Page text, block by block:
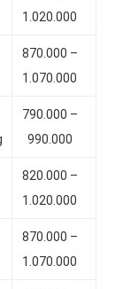
1.020.000
870.000 –
1.070.000
790.000 –
990.000
820.000 –
1.020.000
870.000 –
1.070.000